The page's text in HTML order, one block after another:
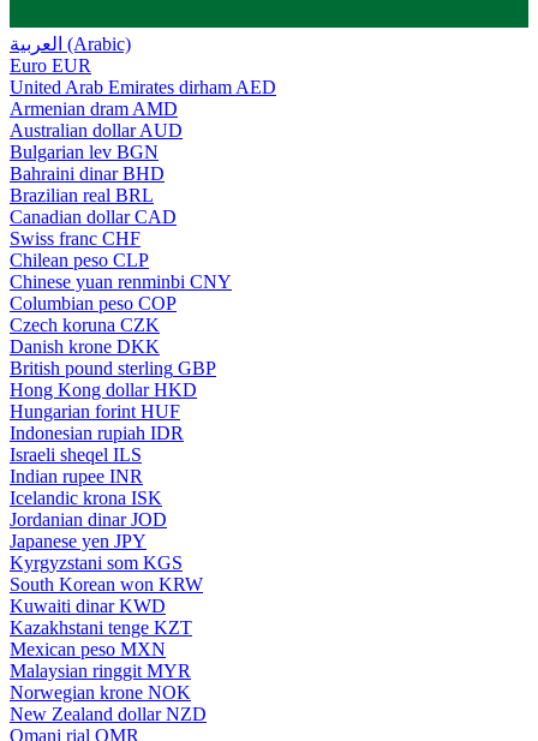
العربية (Arabic)
Euro EUR
United Arab Emirates dirham AED
Armenian dram AMD
Australian dollar AUD
Bulgarian lev BGN
Bahraini dinar BHD
Brazilian real BRL
Canadian dollar CAD
Swiss franc CHF
Chilean peso CLP
Chinese yuan renminbi CNY
Columbian peso COP
Czech koruna CZK
Danish krone DKK
British pound sterling GBP
Hong Kong dollar HKD
Hungarian forint HUF
Indonesian rupiah IDR
Israeli sheqel ILS
Indian rupee INR
Icelandic krona ISK
Jordanian dinar JOD
Japanese yen JPY
Kyrgyzstani som KGS
South Korean won KRW
Kuwaiti dinar KWD
Kazakhstani tenge KZT
Mexican peso MXN
Malaysian ringgit MYR
Norwegian krone NOK
New Zealand dollar NZD
Omani rial OMR